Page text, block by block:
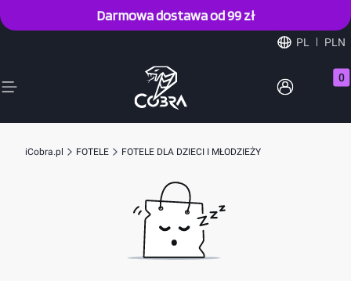
Darmowa dostawa od 99 zł
PL PLN
iCobra.pl FOTELE FOTELE DLA DZIECI I MŁODZIEŻY